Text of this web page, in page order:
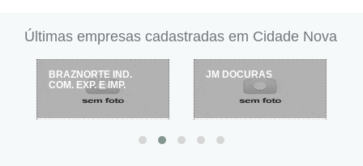
Últimas empresas cadastradas em Cidade Nova
BRAZNORTE IND.
COM. EXP. E IMP.
JM DOCURAS